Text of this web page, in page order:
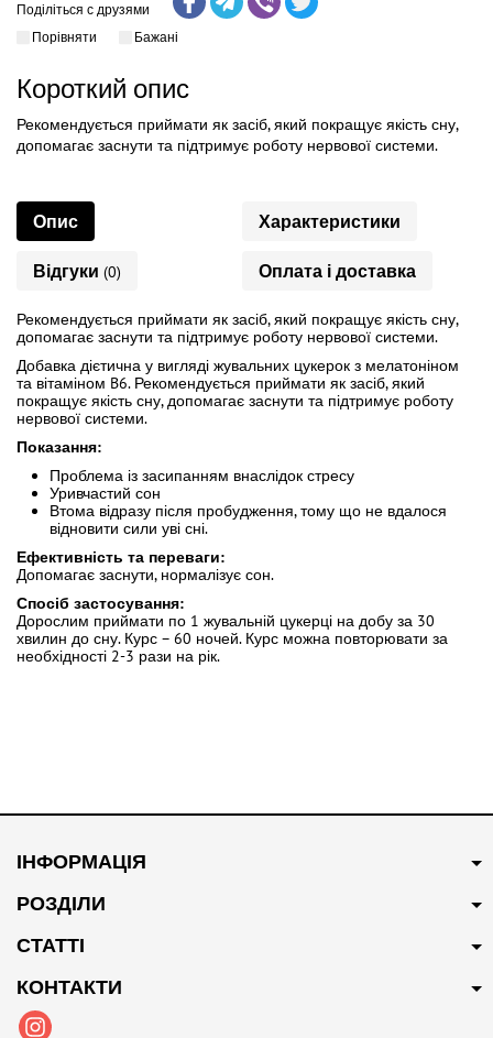
Поділіться с друзями
Порівняти
Бажані
Короткий опис
Рекомендується приймати як засіб, який покращує якість сну,
допомагає заснути та підтримує роботу нервової системи.
Опис Характеристики
Відгуки (0) Оплата і доставка
Рекомендується приймати як засіб, який покращує якість сну,
допомагає заснути та підтримує роботу нервової системи.
Добавка дієтична у вигляді жувальних цукерок з мелатоніном
та вітаміном B6. Рекомендується приймати як засіб, який
покращує якість сну, допомагає заснути та підтримує роботу
нервової системи.
Показання:
Проблема із засипанням внаслідок стресу
Уривчастий сон
Втома відразу після пробудження, тому що не вдалося
відновити сили уві сні.
Ефективність та переваги:
Допомагає заснути, нормалізує сон.
Спосіб застосування:
Дорослим приймати по 1 жувальній цукерці на добу за 30
хвилин до сну. Курс – 60 ночей. Курс можна повторювати за
необхідності 2-3 рази на рік.
ІНФОРМАЦІЯ
РОЗДІЛИ
СТАТТІ
КОНТАКТИ